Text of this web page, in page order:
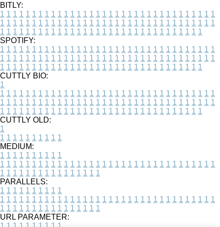
BITLY:
1 1 1 1 1 1 1 1 1 1 1 1 1 1 1 1 1 1 1 1 1 1 1 1 1 1 1 1 1 1 1 1 1 1
1 1 1 1 1 1 1 1 1 1 1 1 1 1 1 1 1 1 1 1 1 1 1 1 1 1 1 1 1 1 1 1 1 1
1 1 1 1 1 1 1 1 1 1 1 1 1 1 1 1 1 1 1 1 1 1 1 1 1 1 1 1 1 1 1 1
SPOTIFY:
1 1 1 1 1 1 1 1 1 1 1 1 1 1 1 1 1 1 1 1 1 1 1 1 1 1 1 1 1 1 1 1 1 1
1 1 1 1 1 1 1 1 1 1 1 1 1 1 1 1 1 1 1 1 1 1 1 1 1 1 1 1 1 1 1 1 1 1
1 1 1 1 1 1 1 1 1 1 1 1 1 1 1 1 1 1 1 1 1 1 1 1 1 1 1 1 1 1 1 1
CUTTLY BIO:
1
1 1 1 1 1 1 1 1 1 1 1 1 1 1 1 1 1 1 1 1 1 1 1 1 1 1 1 1 1 1 1 1 1 1
1 1 1 1 1 1 1 1 1 1 1 1 1 1 1 1 1 1 1 1 1 1 1 1 1 1 1 1 1 1 1 1 1 1
1 1 1 1 1 1 1 1 1 1 1 1 1 1 1 1 1 1 1 1 1 1 1 1 1 1 1 1 1 1 1 1
CUTTLY OLD:
1
1 1 1 1 1 1 1 1 1 1
MEDIUM:
1 1 1 1 1 1 1 1 1 1
1 1 1 1 1 1 1 1 1 1 1 1 1 1 1 1 1 1 1 1 1 1 1 1 1 1 1 1 1 1 1 1 1 1
1 1 1 1 1 1 1 1 1 1 1 1 1 1 1 1
PARALLELS:
1 1 1 1 1 1 1 1 1 1
1 1 1 1 1 1 1 1 1 1 1 1 1 1 1 1 1 1 1 1 1 1 1 1 1 1 1 1 1 1 1 1 1 1
1 1 1 1 1 1 1 1 1 1 1 1 1 1 1 1
URL PARAMETER: